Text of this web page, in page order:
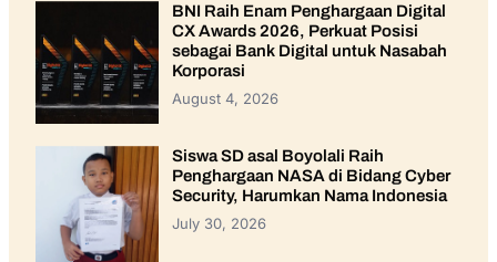
BNI Raih Enam Penghargaan Digital
CX Awards 2026, Perkuat Posisi
sebagai Bank Digital untuk Nasabah
Korporasi
August 4, 2026
Siswa SD asal Boyolali Raih
Penghargaan NASA di Bidang Cyber
Security, Harumkan Nama Indonesia
July 30, 2026